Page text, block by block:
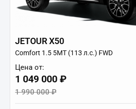
JETOUR X50
Comfort 1.5 5MT (113 л.с.) FWD
Цена от:
1 049 000 ₽
1 990 000 ₽